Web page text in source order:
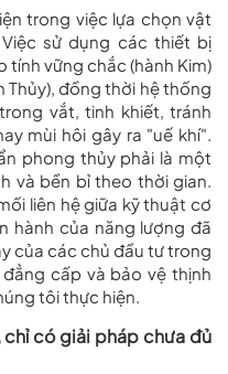
trong việc lựa chọn vật
sử dụng các thiết bị
vững chắc (hành Kim)
đồng thời hệ thống
vắt, tinh khiết, tránh
mùi hôi gây ra "uế khí".
phong thủy phải là một
và bền bỉ theo thời gian.
liên hệ giữa kỹ thuật cơ
hành của năng lượng đã
của các chủ đầu tư trong
cấp và bảo vệ thịnh
tôi thực hiện.
có giải pháp chưa đủ